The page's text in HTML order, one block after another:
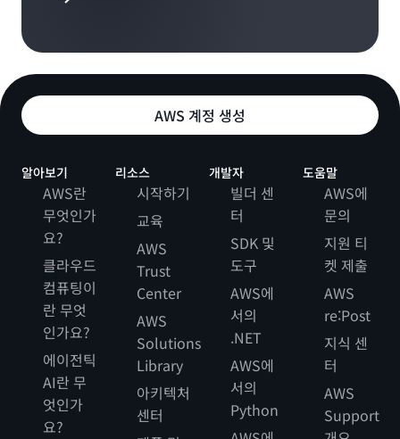
AWS 계정 생성
알아보기
AWS란
무엇인가
요?
클라우드
컴퓨팅이
란 무엇
인가요?
에이전틱
AI란 무
엇인가
요?
리소스
시작하기
교육
AWS
Trust
Center
AWS
Solutions
Library
아키텍처
센터
개발자
빌더 센
터
SDK 및
도구
AWS에
서의
.NET
AWS에
서의
Python
도움말
AWS에
문의
지원 티
켓 제출
AWS
re:Post
지식 센
터
AWS
Support